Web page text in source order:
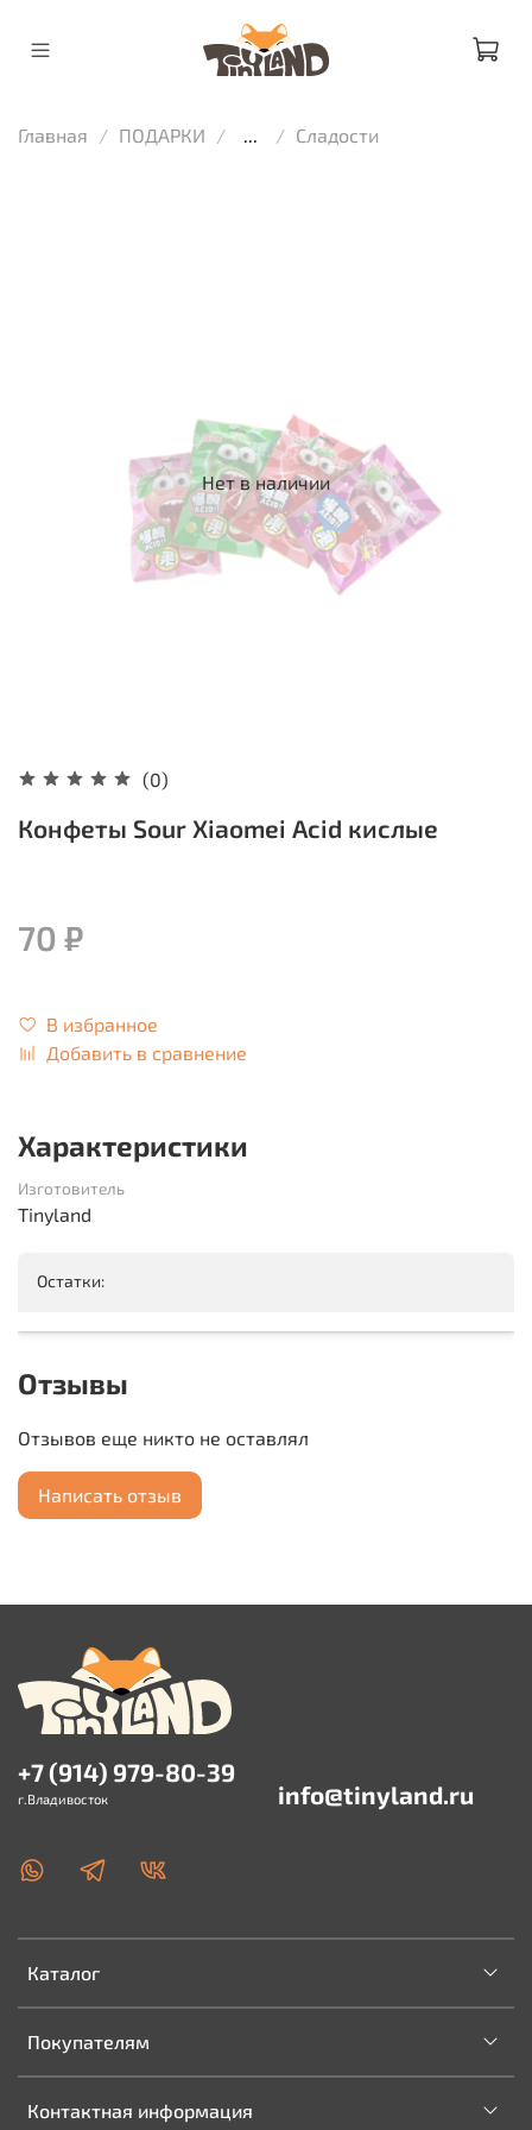
Главная ПОДАРКИ Сладости
Нет в наличии
(0)
Конфеты Sour Xiaomei Acid кислые
70 ₽
В избранное
Добавить в сравнение
Характеристики
Изготовитель
Tinyland
Остатки:
Отзывы
Отзывов еще никто не оставлял
Написать отзыв
Каталог
Покупателям
Контактная информация
+7 (914) 979-80-39
г.Владивосток info@tinyland.ru